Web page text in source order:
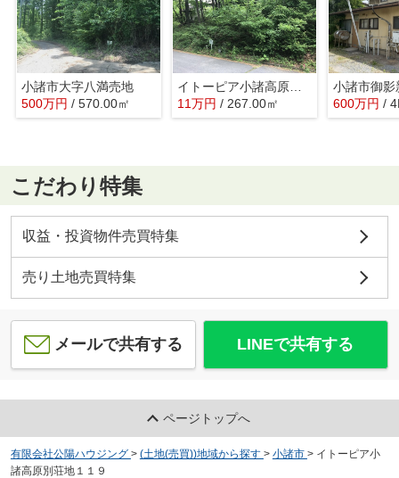
小諸市大字八満売地
500万円 / 570.00㎡
イトーピア小諸高原別荘地
11万円 / 267.00㎡
小諸市御影
600万円 /
こだわり特集
収益・投資物件売買特集
売り土地売買特集
メールで共有する LINEで共有する
ページトップへ
有限会社公陽ハウジング > (土地(売買))地域から探す > 小諸市 > イトーピア小
諸高原別荘地１１９